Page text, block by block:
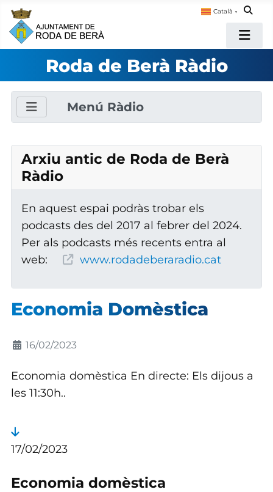
Català ▼
Roda de Berà Ràdio
Menú Ràdio
Arxiu antic de Roda de Berà
Ràdio
En aquest espai podràs trobar els
podcasts des del 2017 al febrer del 2024.
Per als podcasts més recents entra al
web:
www.rodadeberaradio.cat
Economia Domèstica
Detalls
16/02/2023
Economia domèstica En directe: Els dijous a
les 11:30h..
17/02/2023
Economia domèstica